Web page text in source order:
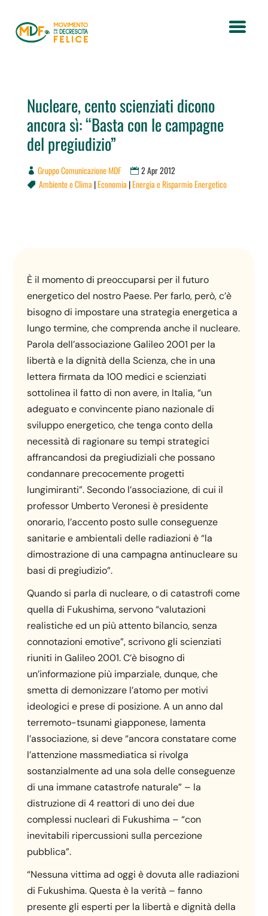
Nucleare, cento scienziati dicono
ancora sì: “Basta con le campagne
del pregiudizio”
Gruppo Comunicazione MDF 2 Apr 2012
 Ambiente e Clima |Economia |Energia e Risparmio Energetico
È il momento di preoccuparsi per il futuro
energetico del nostro Paese. Per farlo, però, c’è
bisogno di impostare una strategia energetica a
lungo termine, che comprenda anche il nucleare.
Parola dell’associazione Galileo 2001 per la
libertà e la dignità della Scienza, che in una
lettera firmata da 100 medici e scienziati
sottolinea il fatto di non avere, in Italia, “un
adeguato e convincente piano nazionale di
sviluppo energetico, che tenga conto della
necessità di ragionare su tempi strategici
affrancandosi da pregiudiziali che possano
condannare precocemente progetti
lungimiranti”. Secondo l’associazione, di cui il
professor Umberto Veronesi è presidente
onorario, l’accento posto sulle conseguenze
sanitarie e ambientali delle radiazioni è “la
dimostrazione di una campagna antinucleare su
basi di pregiudizio”.
Quando si parla di nucleare, o di catastrofi come
quella di Fukushima, servono “valutazioni
realistiche ed un più attento bilancio, senza
connotazioni emotive”, scrivono gli scienziati
riuniti in Galileo 2001. C’è bisogno di
un’informazione più imparziale, dunque, che
smetta di demonizzare l’atomo per motivi
ideologici e prese di posizione. A un anno dal
terremoto-tsunami giapponese, lamenta
l’associazione, si deve “ancora constatare come
l’attenzione massmediatica si rivolga
sostanzialmente ad una sola delle conseguenze
di una immane catastrofe naturale” – la
distruzione di 4 reattori di uno dei due
complessi nucleari di Fukushima – “con
inevitabili ripercussioni sulla percezione
pubblica”.
“Nessuna vittima ad oggi è dovuta alle radiazioni
di Fukushima. Questa è la verità – fanno
presente gli esperti per la libertà e dignità della